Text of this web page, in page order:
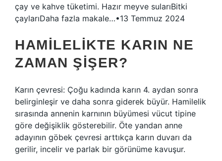
çay ve kahve tüketimi. Hazır meyve sularıBitki
çaylarıDaha fazla makale…•13 Temmuz 2024
HAMILELIKTE KARIN NE
ZAMAN ŞIŞER?
Karın çevresi: Çoğu kadında karın 4. aydan sonra
belirginleşir ve daha sonra giderek büyür. Hamilelik
sırasında annenin karnının büyümesi vücut tipine
göre değişiklik gösterebilir. Öte yandan anne
adayının göbek çevresi arttıkça karın duvarı da
gerilir, incelir ve parlak bir görünüme kavuşur.